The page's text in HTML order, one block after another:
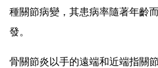
種關節病變，其患病率隨著年齡
發。
骨關節炎以手的遠端和近端指關